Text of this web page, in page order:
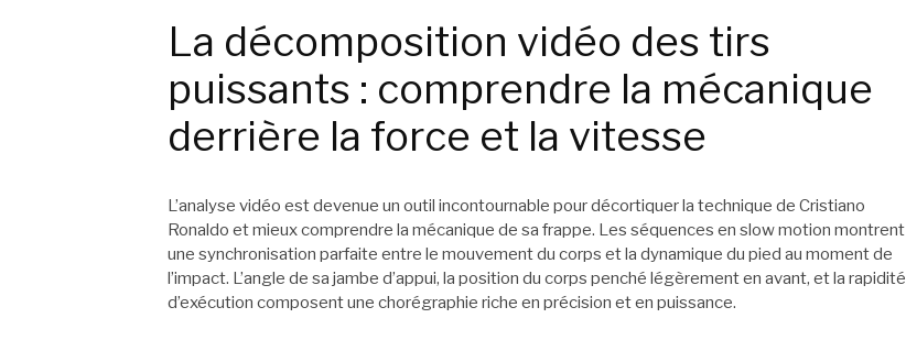
La décomposition vidéo des tirs
puissants : comprendre la mécanique
derrière la force et la vitesse
L’analyse vidéo est devenue un outil incontournable pour décortiquer la technique de Cristiano
Ronaldo et mieux comprendre la mécanique de sa frappe. Les séquences en slow motion montrent
une synchronisation parfaite entre le mouvement du corps et la dynamique du pied au moment de
l’impact. L’angle de sa jambe d’appui, la position du corps penché légèrement en avant, et la rapidité
d’exécution composent une chorégraphie riche en précision et en puissance.